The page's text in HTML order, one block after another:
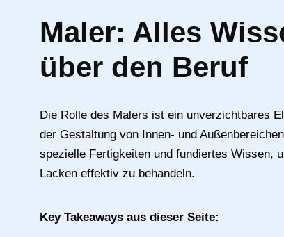
Maler: Alles
über den Beruf
Die Rolle des Malers ist ein unverzichtbares
der Gestaltung von Innen- und
spezielle Fertigkeiten und fundiertes Wissen,
Lacken effektiv zu behandeln.
Key Takeaways aus dieser Seite: